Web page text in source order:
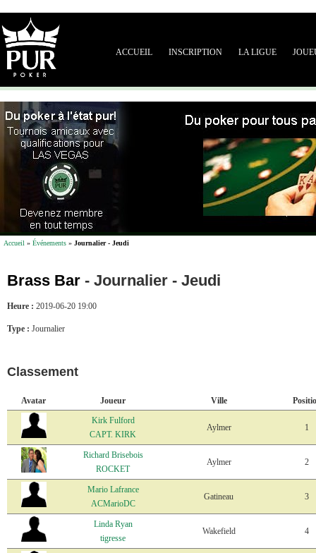
ACCUEIL INSCRIPTION LA LIGUE
Accueil » Événements » Journalier - Jeudi
Brass Bar - Journalier - Jeudi
Heure : 2019-06-20 19:00
Type : Journalier
Classement
Avatar Joueur Ville
Kirk Fulford
CAPT. KIRK
Aylmer 1
Richard Brisebois
ROCKET
Aylmer 2
Mario Lafrance
ACMarioDC
Gatineau 3
Linda Ryan
tigresse
Wakefield 4